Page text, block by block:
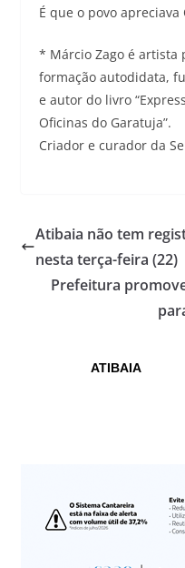
É que o povo apreciava
* Márcio Zago é artista
formação autodidata,
e autor do livro
Oficinas do Garatuja”.
Criador e curador da
Atibaia não tem
nesta terça-feira (22)
Prefeitura